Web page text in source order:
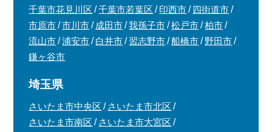
千葉市花見川区
千葉市若葉区 印西市
四街道市
市原市
市川市 成田市 我孫子市 松戸市
柏市
流山市
浦安市 白井市 習志野市 船橋市
野田市
鎌ヶ谷市
埼玉県
さいたま市中央区
さいたま市北区
さいたま市南区
さいたま市大宮区